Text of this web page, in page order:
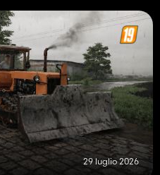
29 luglio 2026